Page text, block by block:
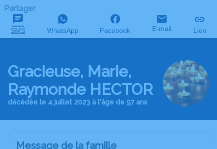
Partager
SMS WhatsApp Facebook E-mail Lien
Gracieuse, Marie,
Raymonde HECTOR
décédée le 4 juillet 2023 à l'âge de 97 ans
Message de la famille